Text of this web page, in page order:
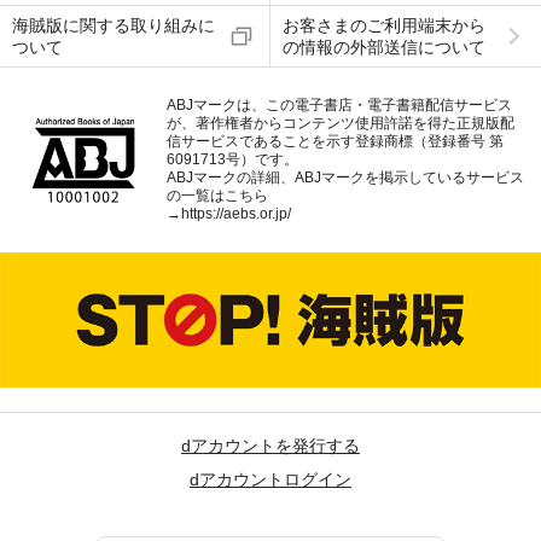
海賊版に関する取り組みに
ついて
お客さまのご利用端末から
の情報の外部送信について
ABJマークは、この電子書店・電子書籍配信サービス
が、著作権者からコンテンツ使用許諾を得た正規版配
信サービスであることを示す登録商標（登録番号 第
6091713号）です。
ABJマークの詳細、ABJマークを掲示しているサービス
の一覧はこちら
→ https://aebs.or.jp/
dアカウントを発行する
dアカウントログイン